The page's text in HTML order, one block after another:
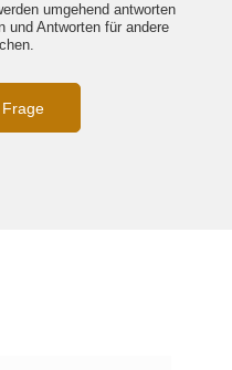
umgehend antworten
und Antworten für andere